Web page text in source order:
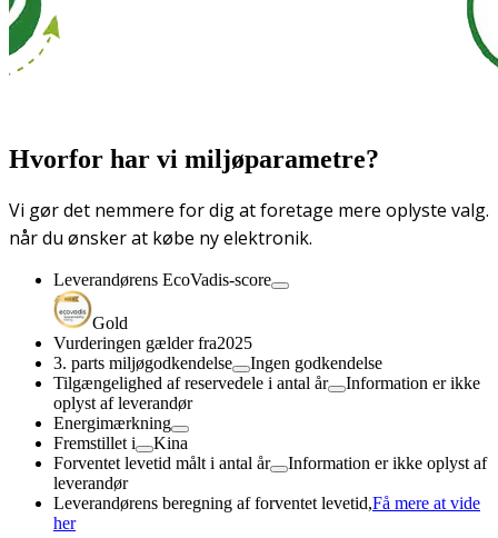
Hvorfor har vi miljøparametre?
Vi gør det nemmere for dig at foretage mere oplyste valg.
når du ønsker at købe ny elektronik.
Leverandørens EcoVadis-score
Gold
Vurderingen gælder fra2025
3. parts miljøgodkendelse
Ingen godkendelse
Tilgængelighed af reservedele i antal år
Information er ikke
oplyst af leverandør
Energimærkning
Fremstillet i
Kina
Forventet levetid målt i antal år
Information er ikke oplyst af
leverandør
Leverandørens beregning af forventet levetid,Få mere at vide
her